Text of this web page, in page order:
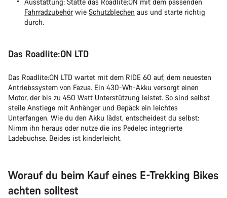
Fahrradzubehörwie Schutzblechen aus und starte richtig
durch.
Das Roadlite:ON LTD
Das Roadlite:ON LTD wartet mit dem RIDE 60 auf, dem neuesten
Antriebssystem von Fazua. Ein 430-Wh-Akku versorgt einen
Motor, der bis zu 450 Watt Unterstützung leistet. So sind selbst
steile Anstiege mit Anhänger und Gepäck ein leichtes
Unterfangen. Wie du den Akku lädst, entscheidest du selbst:
Nimm ihn heraus oder nutze die ins Pedelec integrierte
Ladebuchse. Beides ist kinderleicht.
Worauf du beim Kauf eines E-Trekking Bikes
achten solltest